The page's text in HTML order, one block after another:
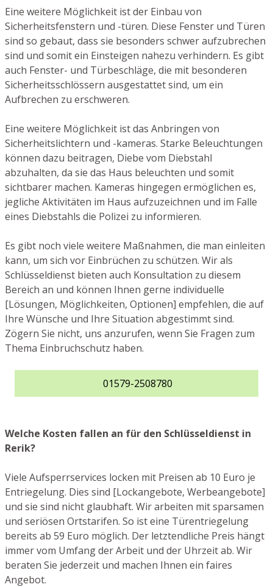
Eine weitere Möglichkeit ist der Einbau von
Sicherheitsfenstern und -türen. Diese Fenster und Türen
sind so gebaut, dass sie besonders schwer aufzubrechen
sind und somit ein Einsteigen nahezu verhindern. Es gibt
auch Fenster- und Türbeschläge, die mit besonderen
Sicherheitsschlössern ausgestattet sind, um ein
Aufbrechen zu erschweren.
Eine weitere Möglichkeit ist das Anbringen von
Sicherheitslichtern und -kameras. Starke Beleuchtungen
können dazu beitragen, Diebe vom Diebstahl
abzuhalten, da sie das Haus beleuchten und somit
sichtbarer machen. Kameras hingegen ermöglichen es,
jegliche Aktivitäten im Haus aufzuzeichnen und im Falle
eines Diebstahls die Polizei zu informieren.
Es gibt noch viele weitere Maßnahmen, die man einleiten
kann, um sich vor Einbrüchen zu schützen. Wir als
Schlüsseldienst bieten auch Konsultation zu diesem
Bereich an und können Ihnen gerne individuelle
[Lösungen, Möglichkeiten, Optionen] empfehlen, die auf
Ihre Wünsche und Ihre Situation abgestimmt sind.
Zögern Sie nicht, uns anzurufen, wenn Sie Fragen zum
Thema Einbruchschutz haben.
01579-2508780
Welche Kosten fallen an für den Schlüsseldienst in
Rerik?
Viele Aufsperrservices locken mit Preisen ab 10 Euro je
Entriegelung. Dies sind [Lockangebote, Werbeangebote]
und sie sind nicht glaubhaft. Wir arbeiten mit sparsamen
und seriösen Ortstarifen. So ist eine Türentriegelung
bereits ab 59 Euro möglich. Der letztendliche Preis hängt
immer vom Umfang der Arbeit und der Uhrzeit ab. Wir
beraten Sie jederzeit und machen Ihnen ein faires
Angebot.